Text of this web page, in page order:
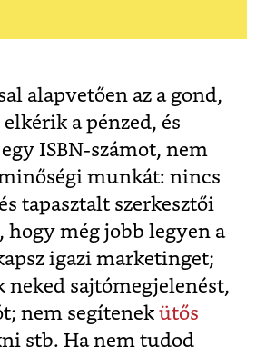
alapvetően az a gond,
a pénzed, és
ISBN-számot, nem
munkát: nincs
tapasztalt szerkesztői
hogy még jobb legyen a
igazi marketinget;
neked sajtómegjelenést,
nem segítenek ütős
stb. Ha nem tudod